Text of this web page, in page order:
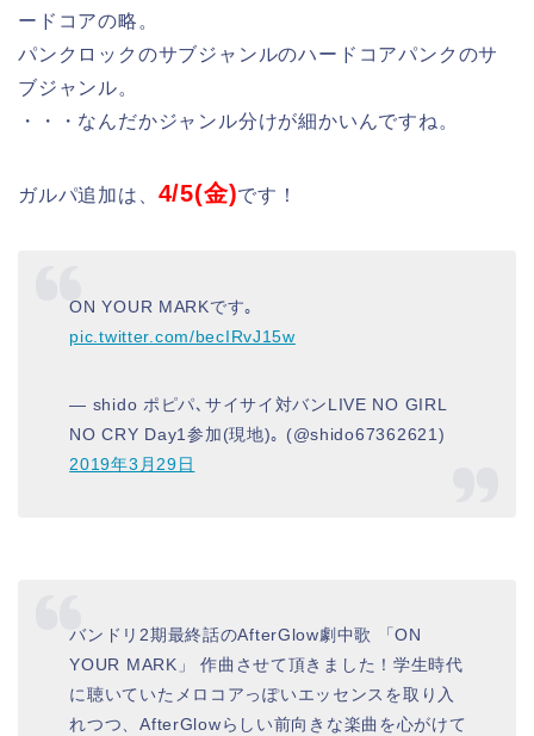
ードコアの略。
パンクロックのサブジャンルのハードコアパンクのサ
ブジャンル。
・・・なんだかジャンル分けが細かいんですね。
ガルパ追加は、 4/5(金)です！
ON YOUR MARKです｡
pic.twitter.com/becIRvJ15w
— shido ポピパ､サイサイ対バンLIVE NO GIRL
NO CRY Day1参加(現地)｡ (@shido67362621)
2019年3月29日
バンドリ2期最終話のAfterGlow劇中歌 「ON
YOUR MARK」 作曲させて頂きました！学生時代
に聴いていたメロコアっぽいエッセンスを取り入
れつつ、AfterGlowらしい前向きな楽曲を心がけて